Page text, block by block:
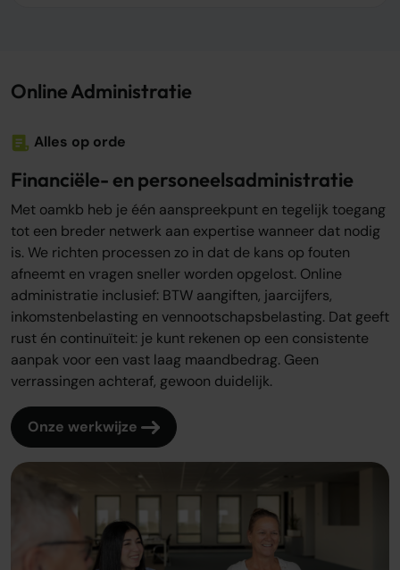
Online Administratie
Alles op orde
Financiële- en personeelsadministratie
Met oamkb heb je één aanspreekpunt en tegelijk toegang
tot een breder netwerk aan expertise wanneer dat nodig
is. We richten processen zo in dat de kans op fouten
afneemt en vragen sneller worden opgelost. Online
administratie inclusief: BTW aangiften, jaarcijfers,
inkomstenbelasting en vennootschapsbelasting. Dat geeft
rust én continuïteit: je kunt rekenen op een consistente
aanpak voor een vast laag maandbedrag. Geen
verrassingen achteraf, gewoon duidelijk.
Onze werkwijze